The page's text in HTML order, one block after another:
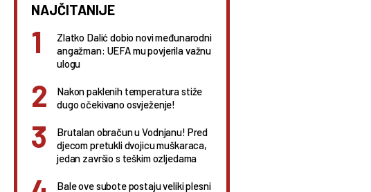
NAJČITANIJE
Zlatko Dalić dobio novi međunarodni
angažman: UEFA mu povjerila važnu
ulogu
Nakon paklenih temperatura stiže
dugo očekivano osvježenje!
Brutalan obračun u Vodnjanu! Pred
djecom pretukli dvojicu muškaraca,
jedan završio s teškim ozljedama
Bale ove subote postaju veliki plesni